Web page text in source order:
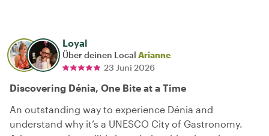
Loyal
Über deinen Local Arianne
23 Juni 2026
Discovering Dénia, One Bite at a Time
An outstanding way to experience Dénia and
understand why it’s a UNESCO City of Gastronomy.